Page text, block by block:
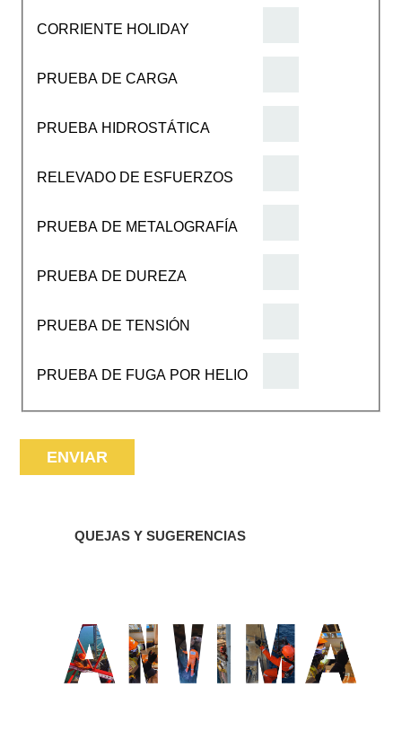
CORRIENTE HOLIDAY
PRUEBA DE CARGA
PRUEBA HIDROSTÁTICA
RELEVADO DE ESFUERZOS
PRUEBA DE METALOGRAFÍA
PRUEBA DE DUREZA
PRUEBA DE TENSIÓN
PRUEBA DE FUGA POR HELIO
QUEJAS Y SUGERENCIAS